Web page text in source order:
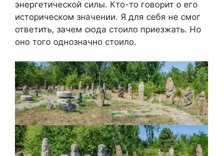
энергетической силы. Кто-то говорит о его
историческом значении. Я для себя не смог
ответить, зачем сюда стоило приезжать. Но
оно того однозначно стоило.